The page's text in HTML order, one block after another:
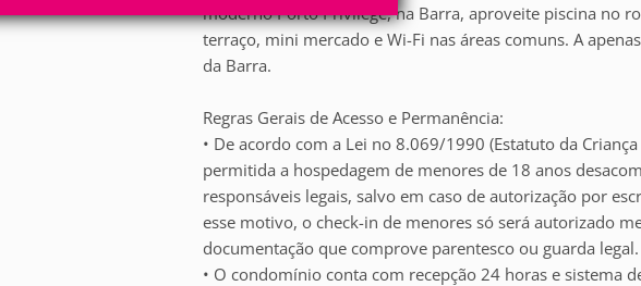
moderno Porto Privilege, na Barra, aproveite piscina no
terraço, mini mercado e Wi-Fi nas áreas comuns. A
da Barra.
Regras Gerais de Acesso e Permanência:
• De acordo com a Lei no 8.069/1990 (Estatuto da Criança
permitida a hospedagem de menores de 18 anos
responsáveis legais, salvo em caso de autorização por
esse motivo, o check-in de menores só será autorizado
documentação que comprove parentesco ou guarda legal.
• O condomínio conta com recepção 24 horas e sistema